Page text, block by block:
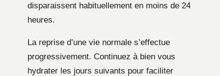
disparaissent habituellement en moins de 24
heures.
La reprise d’une vie normale s’effectue
progressivement. Continuez à bien vous
hydrater les jours suivants pour faciliter